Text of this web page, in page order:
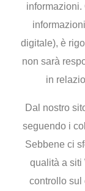
digitale), è
non sarà
in
Dal nostro
seguendo i
Sebbene ci
qualità a siti
controllo sul